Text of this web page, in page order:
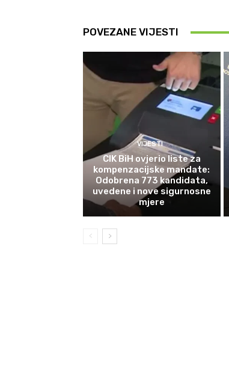
POVEZANE VIJESTI
VIJESTI
CIK BiH ovjerio liste za
kompenzacijske mandate:
Odobrena 773 kandidata,
uvedene i nove sigurnosne
mjere